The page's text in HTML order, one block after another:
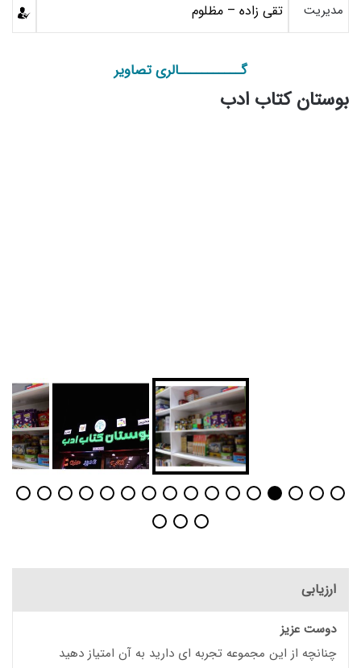
مدیریت تقی زاده – مظلوم
گـــــــــــالری تصاویر
بوستان کتاب ادب
ارزیابی
دوست عزیز
چنانچه از این مجموعه تجربه ای دارید به آن امتیاز دهید